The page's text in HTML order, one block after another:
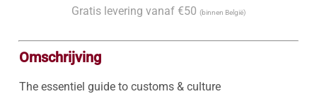
Gratis levering vanaf €50 (binnen België)
Omschrijving
The essentiel guide to customs & culture